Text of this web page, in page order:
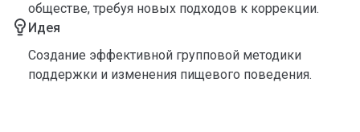
обществе, требуя новых подходов к коррекции.
Идея
Создание эффективной групповой методики
поддержки и изменения пищевого поведения.